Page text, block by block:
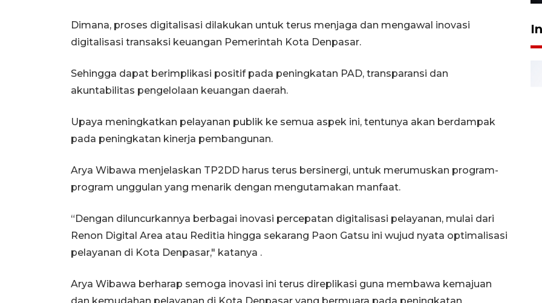
Dimana, proses digitalisasi dilakukan untuk terus menjaga dan mengawal inovasi
digitalisasi transaksi keuangan Pemerintah Kota Denpasar.
Sehingga dapat berimplikasi positif pada peningkatan PAD, transparansi dan
akuntabilitas pengelolaan keuangan daerah.
Upaya meningkatkan pelayanan publik ke semua aspek ini, tentunya akan berdampak
pada peningkatan kinerja pembangunan.
Arya Wibawa menjelaskan TP2DD harus terus bersinergi, untuk merumuskan program-
program unggulan yang menarik dengan mengutamakan manfaat.
“Dengan diluncurkannya berbagai inovasi percepatan digitalisasi pelayanan, mulai dari
Renon Digital Area atau Reditia hingga sekarang Paon Gatsu ini wujud nyata optimalisasi
pelayanan di Kota Denpasar," katanya .
Arya Wibawa berharap semoga inovasi ini terus direplikasi guna membawa kemajuan
dan kemudahan pelayanan di Kota Denpasar yang bermuara pada peningkatan